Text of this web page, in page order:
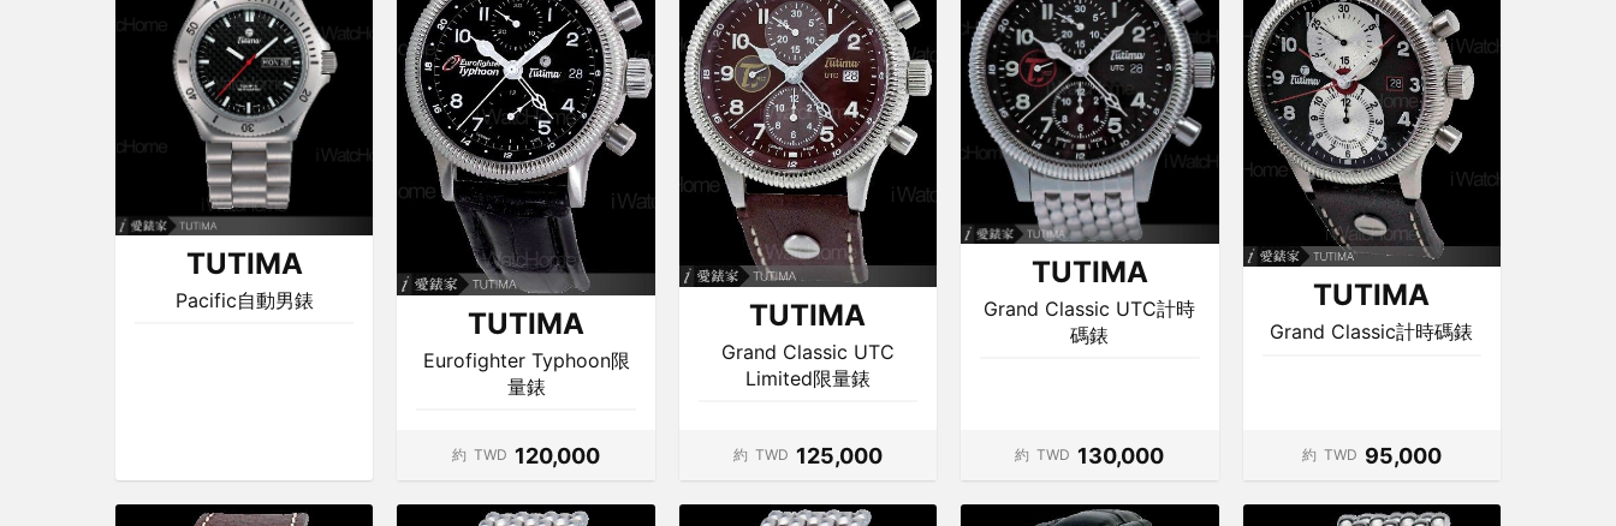
TUTIMA
Pacific自動男錶
TUTIMA
Eurofighter Typhoon限
量錶
約 TWD 120,000
TUTIMA
Grand Classic UTC
Limited限量錶
約 TWD 125,000
TUTIMA
Grand Classic UTC計時
碼錶
約 TWD 130,000
TUTIMA
Grand Classic計時碼錶
約 TWD 95,000